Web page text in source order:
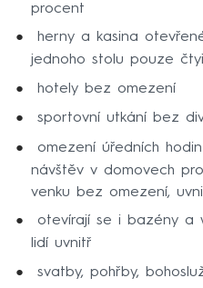
procent
herny a kasina
jednoho stolu pouze
hotely bez omezení
sportovní utkání bez
omezení úředních
návštěv v domovech
venku bez omezení,
otevírají se i bazény a
lidí uvnitř
svatby, pohřby,